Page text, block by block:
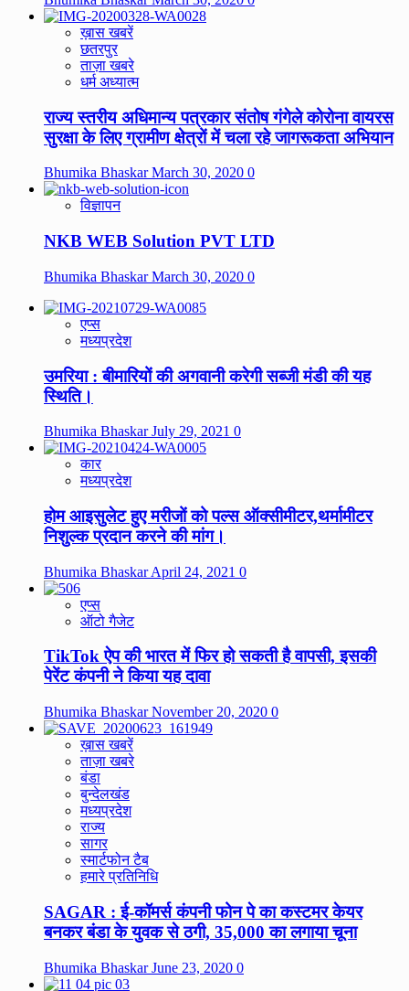
ख़ास खबरें
छतरपुर
ताज़ा खबरे
धर्म अध्यात्म
राज्य स्तरीय अधिमान्य पत्रकार संतोष गंगेले कोरोना वायरस
सुरक्षा के लिए ग्रामीण क्षेत्रों में चला रहे जागरूकता अभियान
Bhumika BhaskarMarch 30, 2020 0
विज्ञापन
NKB WEB Solution PVT LTD
Bhumika BhaskarMarch 30, 2020 0
एप्स
मध्यप्रदेश
उमरिया : बीमारियों की अगवानी करेगी सब्जी मंडी की यह
स्थिति।
Bhumika BhaskarJuly 29, 2021 0
कार
मध्यप्रदेश
होम आइसुलेट हुए मरीजों को पल्स ऑक्सीमीटर,थर्मामीटर
निशुल्क प्रदान करने की मांग।
Bhumika BhaskarApril 24, 2021 0
एप्स
ऑटो गैजेट
TikTok ऐप की भारत में फिर हो सकती है वापसी, इसकी
पेरेंट कंपनी ने किया यह दावा
Bhumika BhaskarNovember 20, 2020 0
ख़ास खबरें
ताज़ा खबरे
बंडा
बुन्देलखंड
मध्यप्रदेश
राज्य
सागर
स्मार्टफोन टैब
हमारे प्रतिनिधि
SAGAR : ई-कॉमर्स कंपनी फोन पे का कस्टमर केयर
बनकर बंडा के युवक से ठगी, 35,000 का लगाया चूना
Bhumika BhaskarJune 23, 2020 0